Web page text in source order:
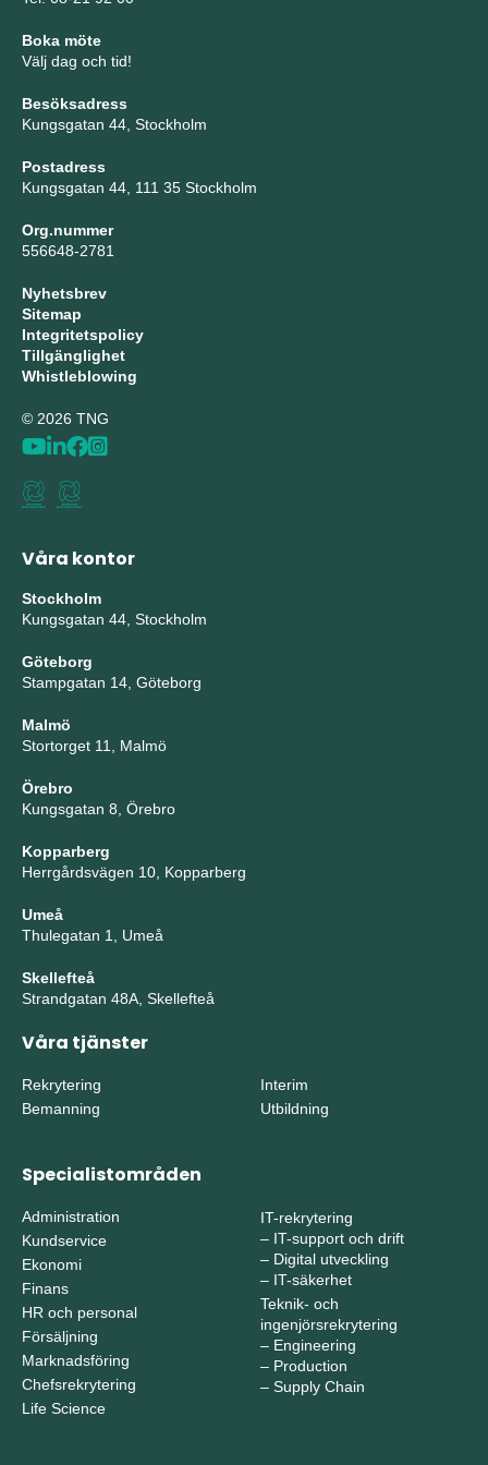
Boka möte
Välj dag och tid!
Besöksadress
Kungsgatan 44, Stockholm
Postadress
Kungsgatan 44, 111 35 Stockholm
Org.nummer
556648-2781
Nyhetsbrev
Sitemap
Integritetspolicy
Tillgänglighet
Whistleblowing
© 2026 TNG
Våra kontor
Stockholm
Kungsgatan 44, Stockholm
Göteborg
Stampgatan 14, Göteborg
Malmö
Stortorget 11, Malmö
Örebro
Kungsgatan 8, Örebro
Kopparberg
Herrgårdsvägen 10, Kopparberg
Umeå
Thulegatan 1, Umeå
Skellefteå
Strandgatan 48A, Skellefteå
Våra tjänster
Rekrytering
Bemanning
Interim
Utbildning
Specialistområden
Administration
Kundservice
Ekonomi
Finans
HR och personal
Försäljning
Marknadsföring
Chefsrekrytering
Life Science
IT-rekrytering
– IT-support och drift
– Digital utveckling
– IT-säkerhet
Teknik- och
ingenjörsrekrytering
– Engineering
– Production
– Supply Chain